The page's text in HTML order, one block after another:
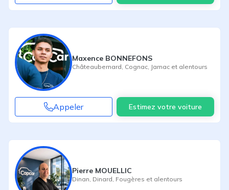
Maxence BONNEFONS
Châteaubernard Cognac Jarnac et alentours
Appeler Estimez votre voiture
Pierre MOUELLIC
Dinan Dinard Fougères et alentours